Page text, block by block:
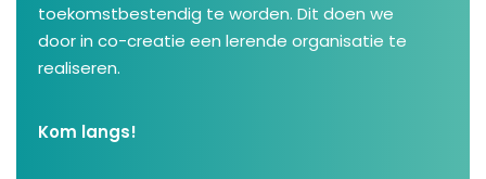
toekomstbestendig te worden. Dit doen we
door in co-creatie een lerende organisatie te
realiseren.
Kom langs!